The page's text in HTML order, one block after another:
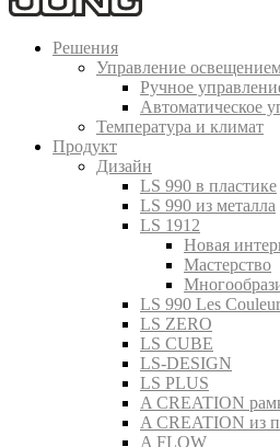
Решения
Управление
Ручное
Автоматическое
Температура и климат
Продукт
Дизайн
LS 990 в пластике
LS 990 из металла
LS 1912
Новая
Мастерство
LS 990 Les
LS ZERO
LS CUBE
LS-DESIGN
LS PLUS
A CREATION
A CREATION из
A FLOW